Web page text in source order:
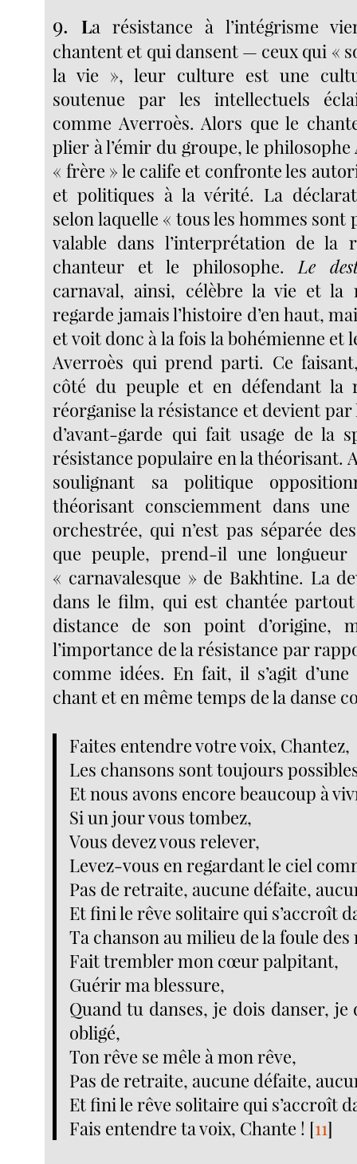
9. La résistance à l’intégrisme
chantent et qui dansent — ceux qui «
la vie », leur culture est une
soutenue par les intellectuels
comme Averroès. Alors que le
plier à l’émir du groupe, le
« frère » le calife et confronte les
et politiques à la vérité. La
selon laquelle « tous les hommes sont
valable dans l’interprétation de la
chanteur et le philosophe. Le
carnaval, ainsi, célèbre la vie et
regarde jamais l’histoire d’en haut,
et voit donc à la fois la bohémienne et
Averroès qui prend parti. Ce
côté du peuple et en défendant la
réorganise la résistance et devient
d’avant-garde qui fait usage de la
résistance populaire en la théorisant.
soulignant sa politique
théorisant consciemment dans
orchestrée, qui n’est pas séparée
que peuple, prend-il une longueur
« carnavalesque » de Bakhtine. La
dans le film, qui est chantée
distance de son point d’origine,
l’importance de la résistance par
comme idées. En fait, il s’agit
chant et en même temps de la danse
Faites entendre votre voix, Chantez,
Les chansons sont toujours
Et nous avons encore beaucoup à
Si un jour vous tombez,
Vous devez vous relever,
Levez-vous en regardant le ciel
Pas de retraite, aucune défaite,
Et fini le rêve solitaire qui s’accroît
Ta chanson au milieu de la foule des
Fait trembler mon cœur palpitant,
Guérir ma blessure,
Quand tu danses, je dois danser, je
obligé,
Ton rêve se mêle à mon rêve,
Pas de retraite, aucune défaite,
Et fini le rêve solitaire qui s’accroît
Fais entendre ta voix, Chante ! [11]